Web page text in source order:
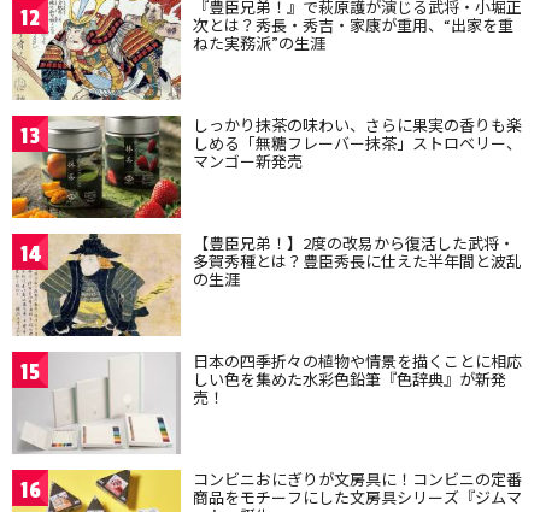
12 『豊臣兄弟！』で萩原護が演じる武将・小堀正
次とは？秀長・秀吉・家康が重用、“出家を重
ねた実務派”の生涯
13 しっかり抹茶の味わい、さらに果実の香りも楽
しめる「無糖フレーバー抹茶」ストロベリー、
マンゴー新発売
14 【豊臣兄弟！】2度の改易から復活した武将・
多賀秀種とは？豊臣秀長に仕えた半年間と波乱
の生涯
15 日本の四季折々の植物や情景を描くことに相応
しい色を集めた水彩色鉛筆『色辞典』が新発
売！
16 コンビニおにぎりが文房具に！コンビニの定番
商品をモチーフにした文房具シリーズ『ジムマ